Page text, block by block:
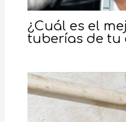
¿Cuál es el
tuberías de tu